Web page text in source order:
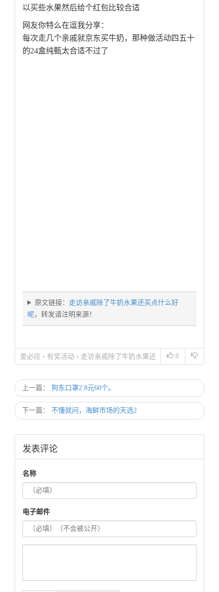
以买些水果然后给个红包比较合适
网友你特么在逗我分享：
每次走几个亲戚就京东买牛奶，那种做活动四五十
的24盒纯甄太合适不过了
原文链接： 走访亲戚除了牛奶水果还买点什么好
呢，转发请注明来源！
0
爱必应 › 有奖活动 › 走访亲戚除了牛奶水果还
上一篇： 狗东口罩2.8元60个。
下一篇： 不懂就问，海鲜市场的天选2
发表评论
名称
电子邮件